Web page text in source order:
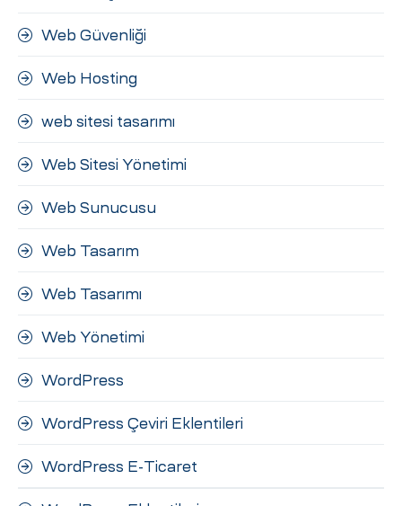
Web Güvenliği
Web Hosting
web sitesi tasarımı
Web Sitesi Yönetimi
Web Sunucusu
Web Tasarım
Web Tasarımı
Web Yönetimi
WordPress
WordPress Çeviri Eklentileri
WordPress E-Ticaret